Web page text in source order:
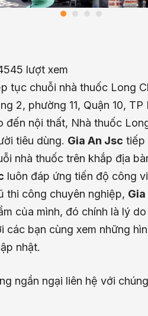
lượt xem
tục chuỗi nhà thuốc Long
2, phường 11, Quận 10,
đến nội thất, Nhà thuốc
tiêu dùng. Gia An Jsc tiếp
nhà thuốc trên khắp địa
luôn đáp ứng tiến độ công
thi công chuyên nghiệp,
của mình, đó chính là lý
các bạn cùng xem những
nhật.
ngần ngại liên hệ với